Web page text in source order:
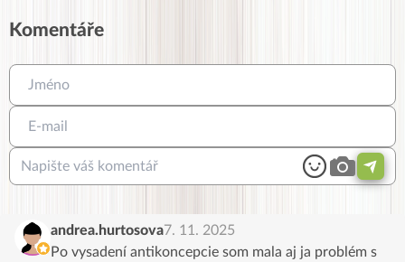
Komentáře
andrea.hurtosova7. 11. 2025
Po vysadení antikoncepcie som mala aj ja problém s